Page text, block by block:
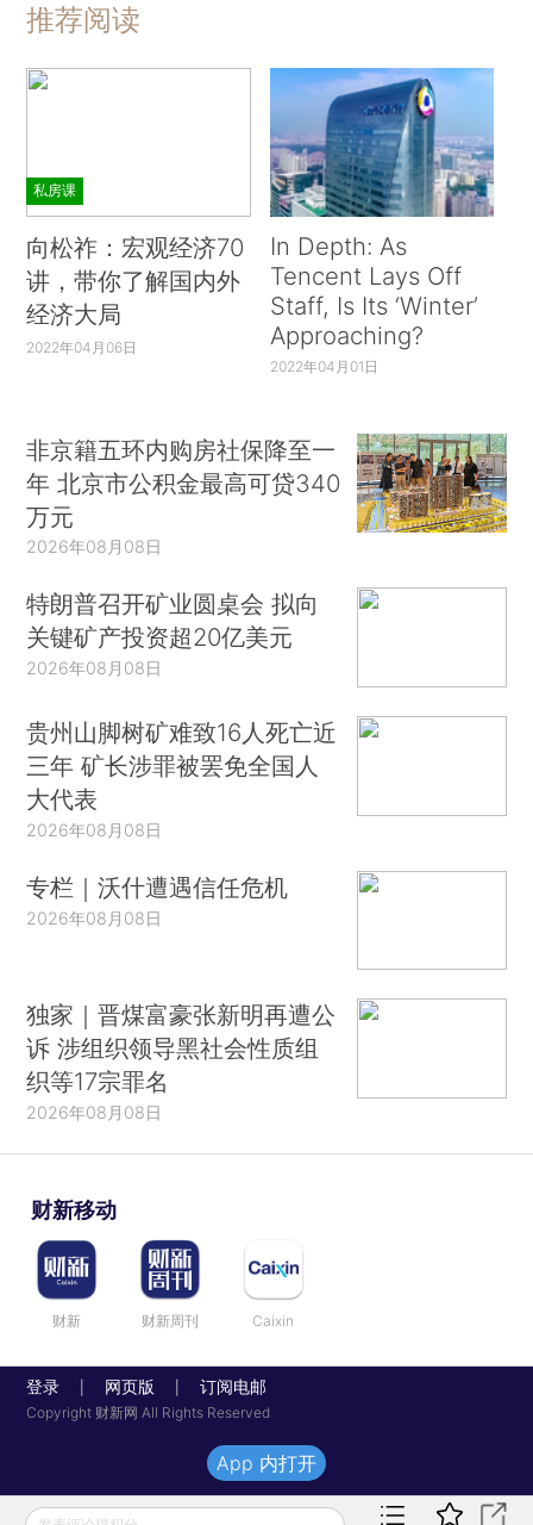
推荐阅读
私房课
向松祚：宏观经济70
讲，带你了解国内外
经济大局
2022年04月06日
In Depth: As
Tencent Lays Off
Staff, Is Its ‘Winter’
Approaching?
2022年04月01日
非京籍五环内购房社保降至一
年 北京市公积金最高可贷340
万元
2026年08月08日
特朗普召开矿业圆桌会 拟向
关键矿产投资超20亿美元
2026年08月08日
贵州山脚树矿难致16人死亡近
三年 矿长涉罪被罢免全国人
大代表
2026年08月08日
专栏｜沃什遭遇信任危机
2026年08月08日
独家｜晋煤富豪张新明再遭公
诉 涉组织领导黑社会性质组
织等17宗罪名
2026年08月08日
财新移动
财新 财新周刊 Caixin
登录 网页版 订阅电邮
Copyright 财新网 All Rights Reserved
App 内打开